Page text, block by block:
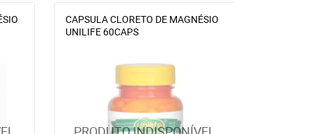
CAPSULA CLORETO DE MAGNÉSIO
UNILIFE 60CAPS